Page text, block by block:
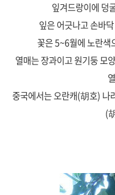
잎겨드랑이에 덩
잎은 어긋나고 손바
꽃은 5~6월에 노란색
열매는 장과이고 원기둥 모
중국에서는 오란캐(胡호) 나
(